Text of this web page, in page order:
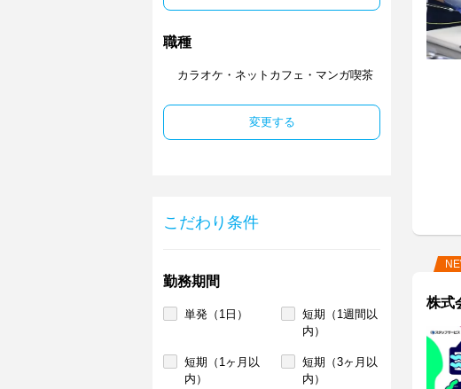
職種
カラオケ・ネットカフェ・マンガ喫茶
変更する
こだわり条件
勤務期間
単発（1日）
短期（1週間以
内）
短期（1ヶ月以
内）
短期（3ヶ月以
内）
株式